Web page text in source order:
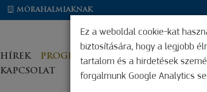
MÓRAHALMIAKNAK
HÍREK PROGRAMOK ÍGY MŰKÖDIK
KAPCSOLAT
Ez a weboldal cookie-kat
biztosítására, hogy a legjobb
tartalom és a hirdetések
forgalmunk Google Analytics